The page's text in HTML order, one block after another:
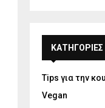
KΑΤΗΓΟΡΊΕΣ
Tips για την
Vegan